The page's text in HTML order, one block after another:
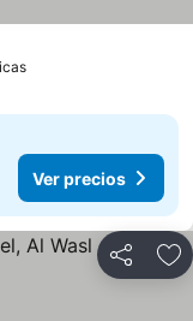
Ver precios
Ver precios
Compartir